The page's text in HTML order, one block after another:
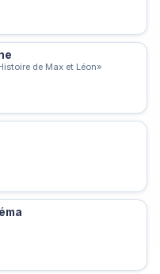
de Max et Léon»